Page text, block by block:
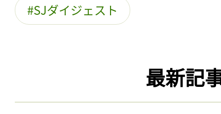
SJダイジェスト
最新記